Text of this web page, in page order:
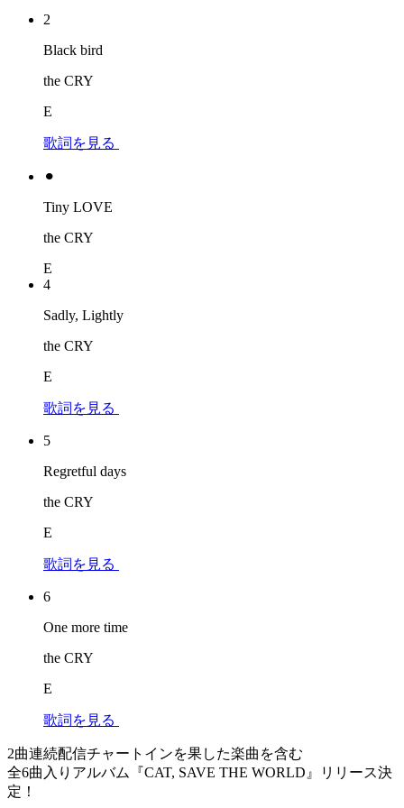
2
Black bird
the CRY
E
歌詞を見る
⚫︎
Tiny LOVE
the CRY
E
4
Sadly, Lightly
the CRY
E
歌詞を見る
5
Regretful days
the CRY
E
歌詞を見る
6
One more time
the CRY
E
歌詞を見る
2曲連続配信チャートインを果した楽曲を含む
全6曲入りアルバム『CAT, SAVE THE WORLD』リリース決
定！